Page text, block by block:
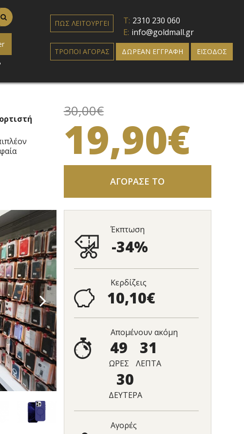
ΠΩΣ ΛΕΙΤΟΥΡΓΕΙ T: 2310 230 060
E: info@goldmall.gr
ΤΡΟΠΟΙ ΑΓΟΡΑΣ ΔΩΡΕΑΝ ΕΓΓΡΑΦΗ ΕΙΣΟΔΟΣ
30,00€
19,90€
ΑΓΟΡΑΣΕ ΤΟ
Έκπτωση
-34%
Κερδίζεις
10,10€
Απομένουν ακόμη
49
ΩΡΕΣ
31
ΛΕΠΤΑ
29
ΔΕΥΤΕΡΑ
Αγορές